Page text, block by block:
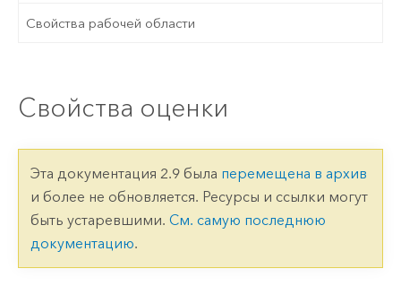
Свойства рабочей области
Свойства оценки
Эта документация 2.9 была перемещена в архив
и более не обновляется. Ресурсы и ссылки могут
быть устаревшими. См. самую последнюю
документацию.